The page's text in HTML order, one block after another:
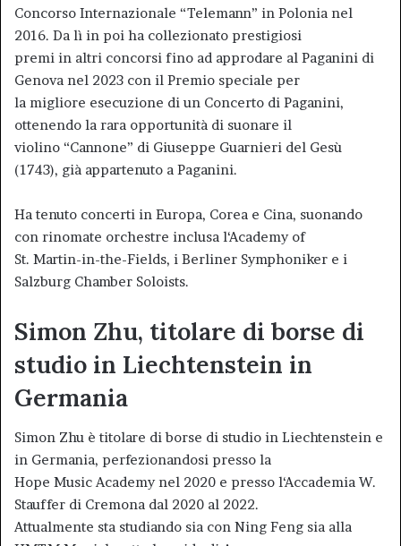
Concorso Internazionale “Telemann” in Polonia nel
2016. Da lì in poi ha collezionato prestigiosi
premi in altri concorsi fino ad approdare al Paganini di
Genova nel 2023 con il Premio speciale per
la migliore esecuzione di un Concerto di Paganini,
ottenendo la rara opportunità di suonare il
violino “Cannone” di Giuseppe Guarnieri del Gesù
(1743), già appartenuto a Paganini.
Ha tenuto concerti in Europa, Corea e Cina, suonando
con rinomate orchestre inclusa l‘Academy of
St. Martin-in-the-Fields, i Berliner Symphoniker e i
Salzburg Chamber Soloists.
Simon Zhu, titolare di borse di
studio in Liechtenstein in
Germania
Simon Zhu è titolare di borse di studio in Liechtenstein e
in Germania, perfezionandosi presso la
Hope Music Academy nel 2020 e presso l‘Accademia W.
Stauffer di Cremona dal 2020 al 2022.
Attualmente sta studiando sia con Ning Feng sia alla